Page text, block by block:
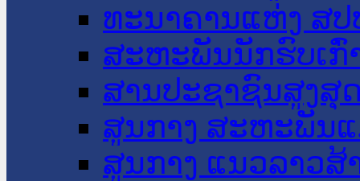
ທະນາຄານແຫ່ງ ສປ
ສະຫະພັນນັກຮົບເກົ່
ສານປະຊາຊົນສູງສຸ
ສູນກາງ ສະຫະພັນ
ສູນກາງ ແນວລາວສ້